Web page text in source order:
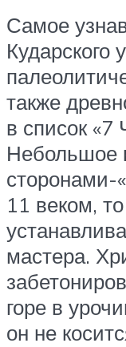
Самое
Кударского
также
в список
Небольшое
сторонами-
11 веком,
мастера.
горе в
он не